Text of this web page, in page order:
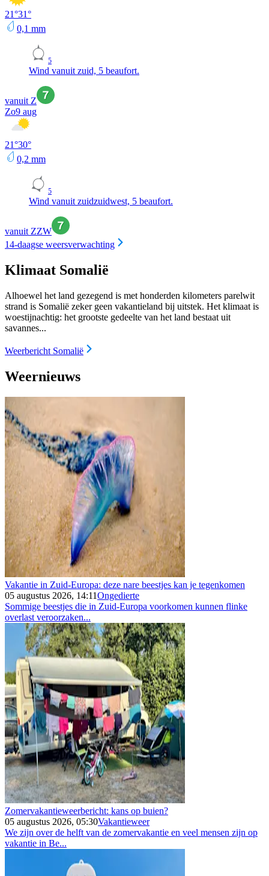
21°31°
0,1 mm
5
Wind vanuit zuid, 5 beaufort.
vanuit Z
Zo9 aug
21°30°
0,2 mm
5
Wind vanuit zuidzuidwest, 5 beaufort.
vanuit ZZW
14-daagse weersverwachting
Klimaat Somalië
Alhoewel het land gezegend is met honderden kilometers parelwit
strand is Somalië zeker geen vakantieland bij uitstek. Het klimaat is
woestijnachtig: het grootste gedeelte van het land bestaat uit
savannes...
Weerbericht Somalië
Weernieuws
Vakantie in Zuid-Europa: deze nare beestjes kan je tegenkomen
05 augustus 2026, 14:11Ongedierte
Sommige beestjes die in Zuid-Europa voorkomen kunnen flinke
overlast veroorzaken...
Zomervakantieweerbericht: kans op buien?
05 augustus 2026, 05:30Vakantieweer
We zijn over de helft van de zomervakantie en veel mensen zijn op
vakantie in Be...